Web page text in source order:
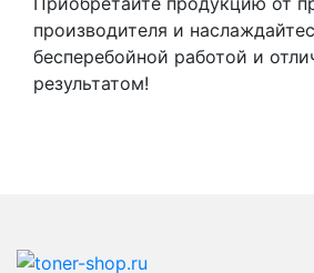
производителя и
бесперебойной работой и
результатом!